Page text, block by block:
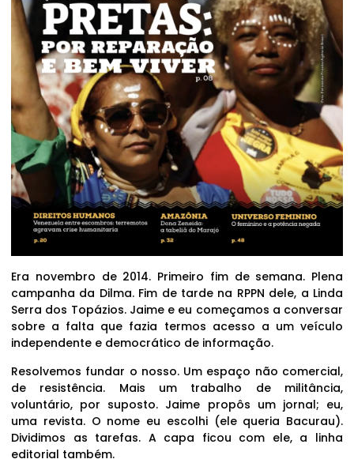
Era novembro de 2014. Primeiro fim de semana. Plena
campanha da Dilma. Fim de tarde na RPPN dele, a Linda
Serra dos Topázios. Jaime e eu começamos a conversar
sobre a falta que fazia termos acesso a um veículo
independente e democrático de informação.
Resolvemos fundar o nosso. Um espaço não comercial,
de resistência. Mais um trabalho de militância,
voluntário, por suposto. Jaime propôs um jornal; eu,
uma revista. O nome eu escolhi (ele queria Bacurau).
Dividimos as tarefas. A capa ficou com ele, a linha
editorial também.